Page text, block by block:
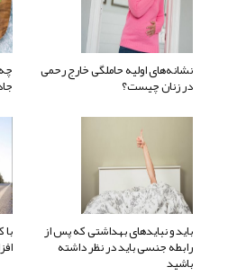
نشانه‌های اولیه حاملگی خارج رحمی
در زنان چیست؟
باید و نبایدهای بهداشتی که پس از
رابطه جنسی باید در نظر داشته
باشید